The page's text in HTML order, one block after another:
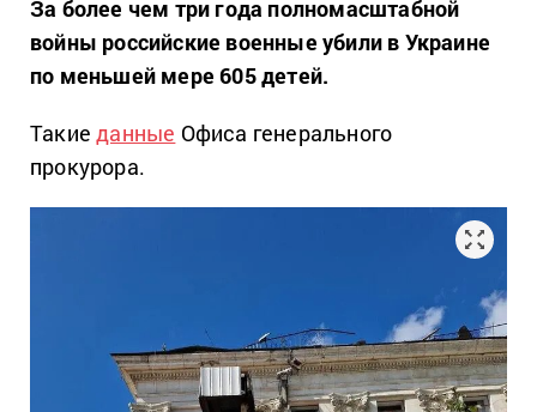
За более чем три года полномасштабной
войны российские военные убили в Украине
по меньшей мере 605 детей.
Такиеданные Офиса генерального
прокурора.